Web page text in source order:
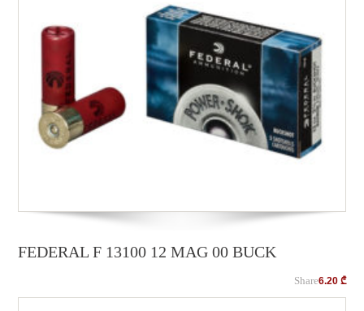
FEDERAL F 13100 12 MAG 00 BUCK
6.20 ₾
Share